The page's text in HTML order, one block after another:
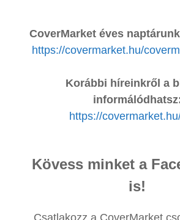
CoverMarket éves
https://covermarket.hu/
Korábbi híreinkről a
https://
Kövess minket a
is!